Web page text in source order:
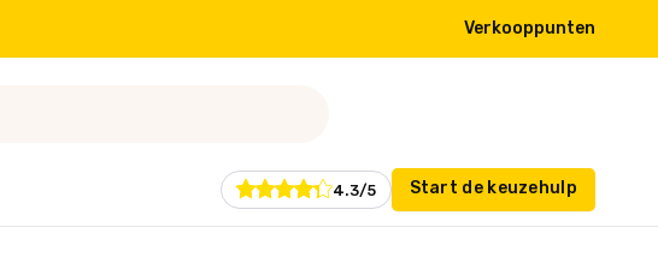
Verkooppunten
4.3/5 Start de keuzehulp